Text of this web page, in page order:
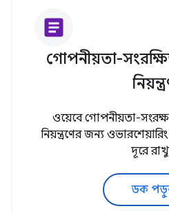
article
গোপনীয়তা-
ওয়েবে গোপনীয়তা-
নিয়ন্ত্রণের জন্য
দূরে
ডক